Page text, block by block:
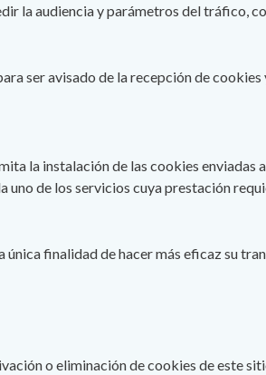
la audiencia y parámetros del tráfico,
ser avisado de la recepción de
la instalación de las cookies
uno de los servicios cuya prestación
finalidad de hacer más eficaz su
o eliminación de cookies de este